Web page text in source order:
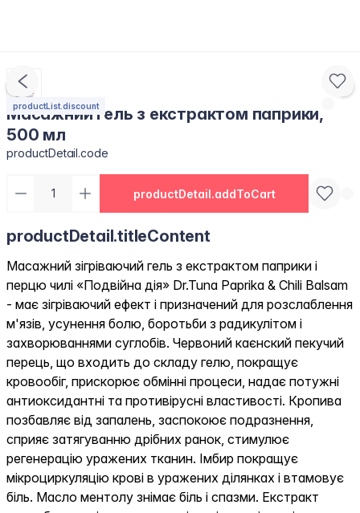
productList.discount
Масажний гель з екстрактом паприки,
500 мл
productDetail.code
productDetail.addToCart
productDetail.titleContent
Масажний зігріваючий гель з екстрактом паприки і
перцю чилі «Подвійна дія» Dr.Tuna Paprika & Chili Balsam
- має зігріваючий ефект і призначений для розслаблення
м'язів, усунення болю, боротьби з радикулітом і
захворюваннями суглобів. Червоний каєнский пекучий
перець, що входить до складу гелю, покращує
кровообіг, прискорює обмінні процеси, надає потужні
антиоксидантні та противірусні властивості. Кропива
позбавляє від запалень, заспокоює подразнення,
сприяє затягуванню дрібних ранок, стимулює
регенерацію уражених тканин. Імбир покращує
мікроциркуляцію крові в уражених ділянках і втамовує
біль. Масло ментолу знімає біль і спазми. Екстракт